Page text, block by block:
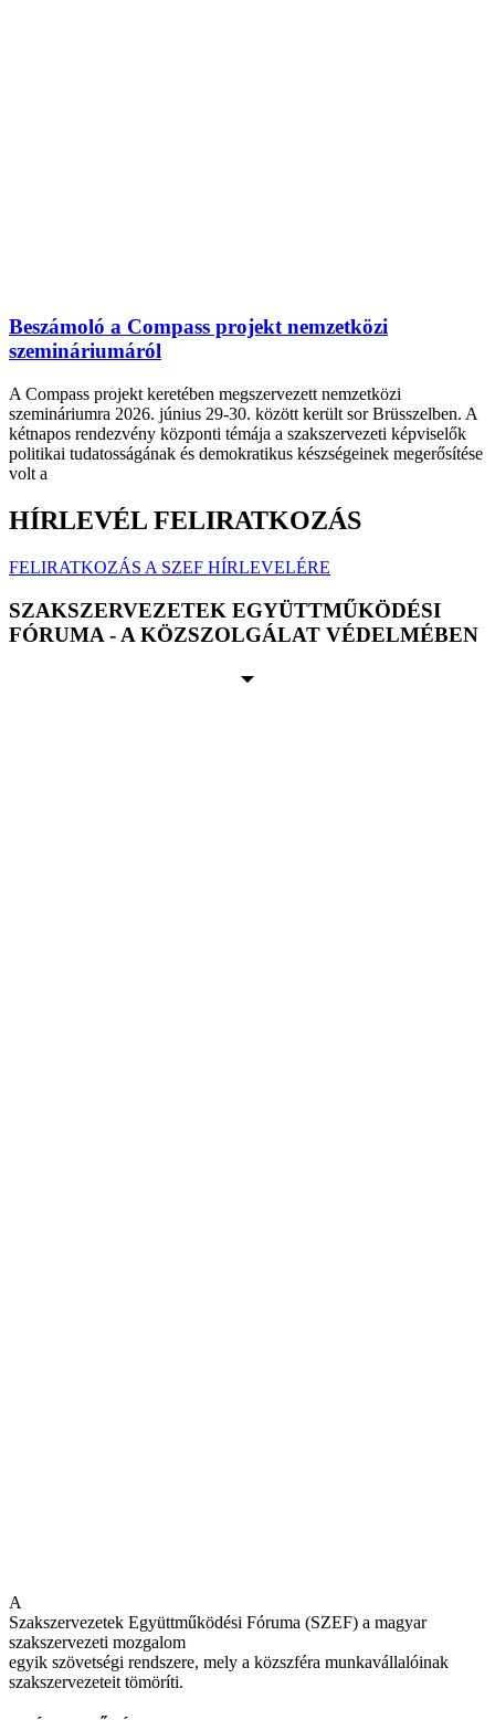
Beszámoló a Compass projekt nemzetközi
szemináriumáról
A Compass projekt keretében megszervezett nemzetközi
szemináriumra 2026. június 29-30. között került sor Brüsszelben. A
kétnapos rendezvény központi témája a szakszervezeti képviselők
politikai tudatosságának és demokratikus készségeinek megerősítése
volt a
HÍRLEVÉL FELIRATKOZÁS
FELIRATKOZÁS A SZEF HÍRLEVELÉRE
SZAKSZERVEZETEK EGYÜTTMŰKÖDÉSI
FÓRUMA - A KÖZSZOLGÁLAT VÉDELMÉBEN
A
Szakszervezetek Együttműködési Fóruma (SZEF) a magyar
szakszervezeti mozgalom
egyik szövetségi rendszere, mely a közszféra munkavállalóinak
szakszervezeteit tömöríti.